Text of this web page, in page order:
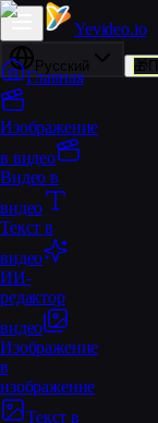
Yevideo.io
Русский 🎁
Главная
Изображение
в видео
Видео в
видео
Текст в
видео
ИИ-
редактор
видео
Изображение
в
изображение
Текст в